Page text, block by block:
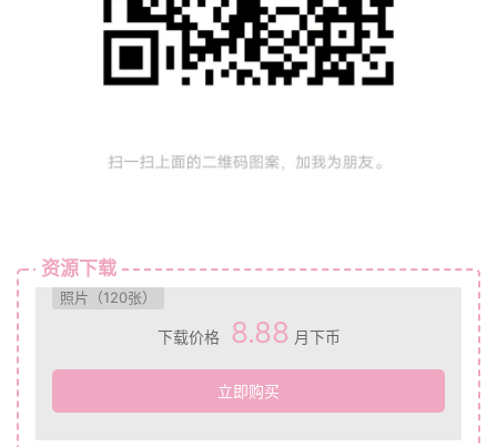
资源下载
照片（120张）
下载价格 8.88 月下币
立即购买